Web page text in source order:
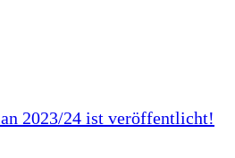
2023/24 ist veröffentlicht!